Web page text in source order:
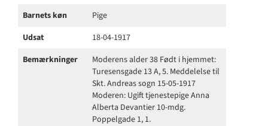
Barnets køn
Pige
Udsat
18-04-1917
Bemærkninger
Moderens alder 38 Født i hjemmet:
Turesensgade 13 A, 5. Meddelelse til
Skt. Andreas sogn 15-05-1917
Moderen: Ugift tjenestepige Anna
Alberta Devantier 10-mdg.
Poppelgade 1, 1.